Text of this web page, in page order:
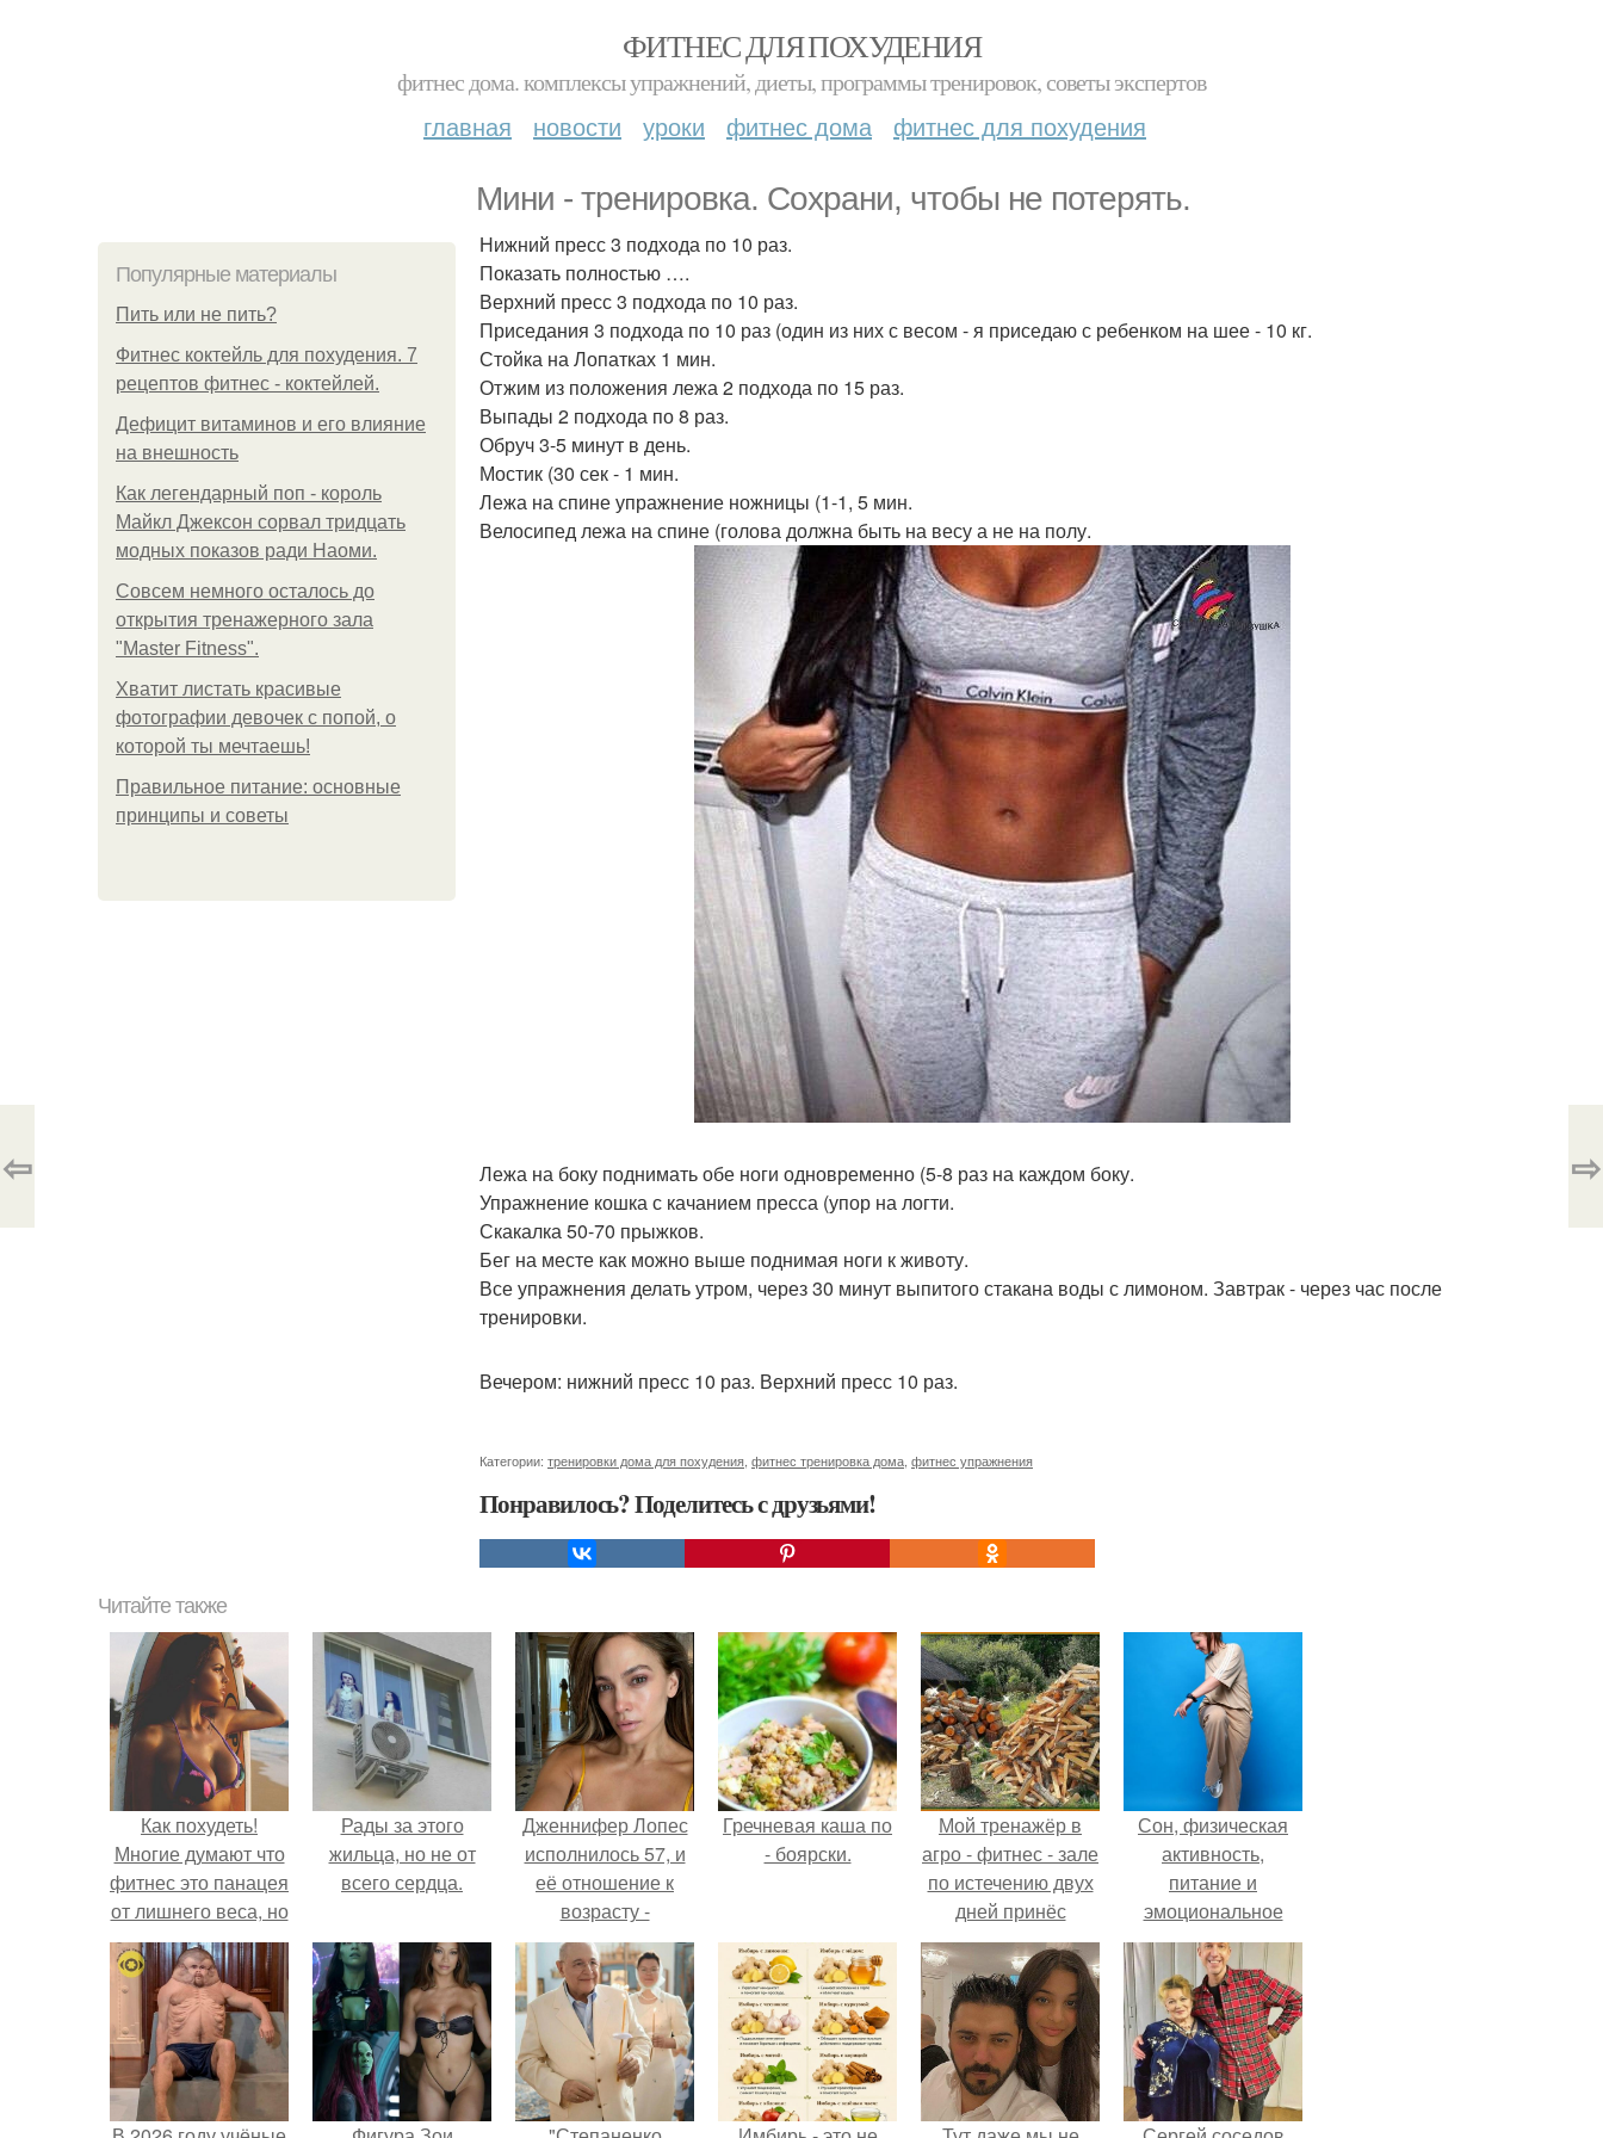
ФИТНЕС ДЛЯ ПОХУДЕНИЯ
фитнес дома. комплексы упражнений, диеты, программы тренировок, советы экспертов
главная новости уроки фитнес дома фитнес для похудения
Мини - тренировка. Сохрани, чтобы не потерять.
Популярные материалы
Пить или не пить?
Фитнес коктейль для похудения. 7
рецептов фитнес - коктейлей.
Дефицит витаминов и его влияние
на внешность
Как легендарный поп - король
Майкл Джексон сорвал тридцать
модных показов ради Наоми.
Совсем немного осталось до
открытия тренажерного зала
"Master Fitness".
Хватит листать красивые
фотографии девочек с попой, о
которой ты мечтаешь!
Правильное питание: основные
принципы и советы
Нижний пресс 3 подхода по 10 раз.
Показать полностью ….
Верхний пресс 3 подхода по 10 раз.
Приседания 3 подхода по 10 раз (один из них с весом - я приседаю с ребенком на шее - 10 кг.
Стойка на Лопатках 1 мин.
Отжим из положения лежа 2 подхода по 15 раз.
Выпады 2 подхода по 8 раз.
Обруч 3-5 минут в день.
Мостик (30 сек - 1 мин.
Лежа на спине упражнение ножницы (1-1, 5 мин.
Велосипед лежа на спине (голова должна быть на весу а не на полу.
Лежа на боку поднимать обе ноги одновременно (5-8 раз на каждом боку.
Упражнение кошка с качанием пресса (упор на логти.
Скакалка 50-70 прыжков.
Бег на месте как можно выше поднимая ноги к животу.
Все упражнения делать утром, через 30 минут выпитого стакана воды с лимоном. Завтрак - через час после
тренировки.
Вечером: нижний пресс 10 раз. Верхний пресс 10 раз.
Категории: тренировки дома для похудения фитнес тренировка дома фитнес упражнения
Понравилось? Поделитесь с друзьями!
⇦ ⇨
Читайте также
Как похудеть!
Многие думают что
фитнес это панацея
от лишнего веса, но
не всем интересно
выполнять
однообразные
упражнения изо
дня в день.
Рады за этого
жильца, но не от
всего сердца.
Дженнифер Лопес
исполнилось 57, и
её отношение к
возрасту -
настоящий
манифест
уверенности: "не
говорите, что я
отлично выгляжу
для 57.
Гречневая каша по
- боярски.
Мой тренажёр в
агро - фитнес - зале
по истечению двух
дней принёс
ощутимый
результат.
Сон, физическая
активность,
питание и
эмоциональное
состояние!